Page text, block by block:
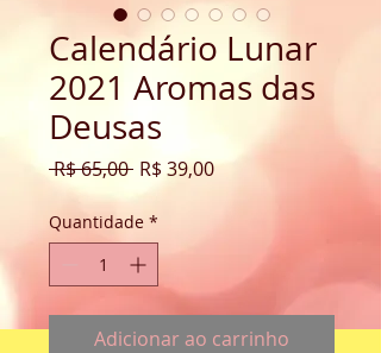
Calendário Lunar
2021 Aromas das
Deusas
R$ 65,00 Preço
normal
R$ 39,00Preço
Quantidade *
Adicionar ao carrinho